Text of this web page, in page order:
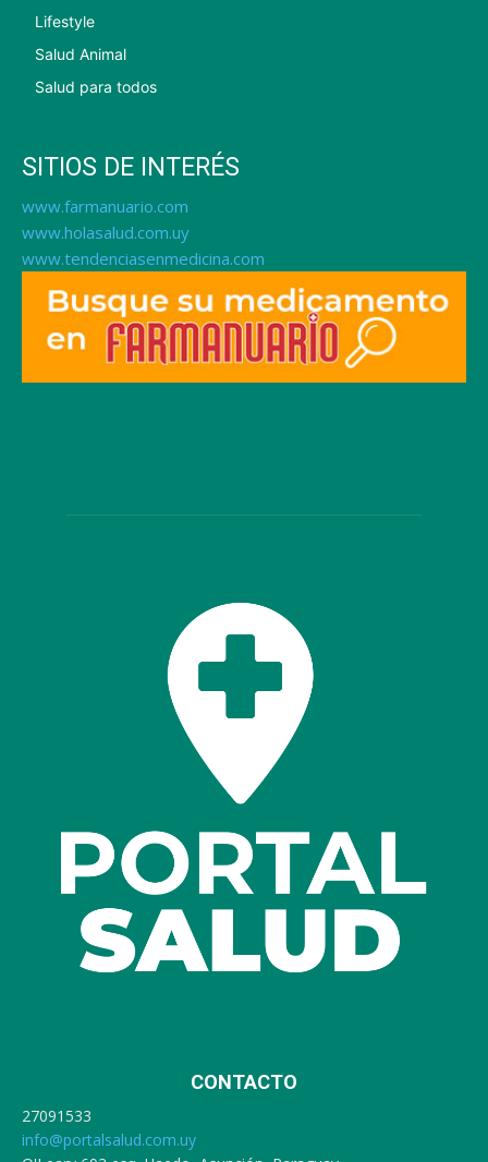
Lifestyle
Salud Animal
Salud para todos
SITIOS DE INTERÉS
www.farmanuario.com
www.holasalud.com.uy
www.tendenciasenmedicina.com
CONTACTO
27091533
info@portalsalud.com.uy